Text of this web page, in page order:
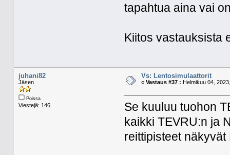
tapahtua aina vai
Kiitos vastauksista
juhani82
Jäsen
Poissa
Viestejä: 146
Vs: Lentosimulaattorit
« Vastaus #37 : Helmikuu 04,
Se kuuluu tuohon
kaikki TEVRU:n ja
reittipisteet